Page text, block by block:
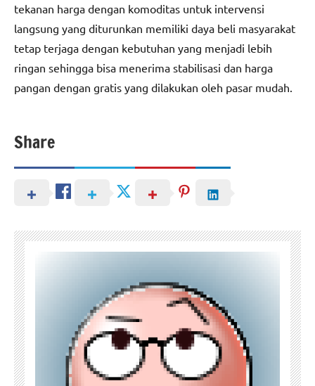
tekanan harga dengan komoditas untuk intervensi
langsung yang diturunkan memiliki daya beli masyarakat
tetap terjaga dengan kebutuhan yang menjadi lebih
ringan sehingga bisa menerima stabilisasi dan harga
pangan dengan gratis yang dilakukan oleh pasar mudah.
Share